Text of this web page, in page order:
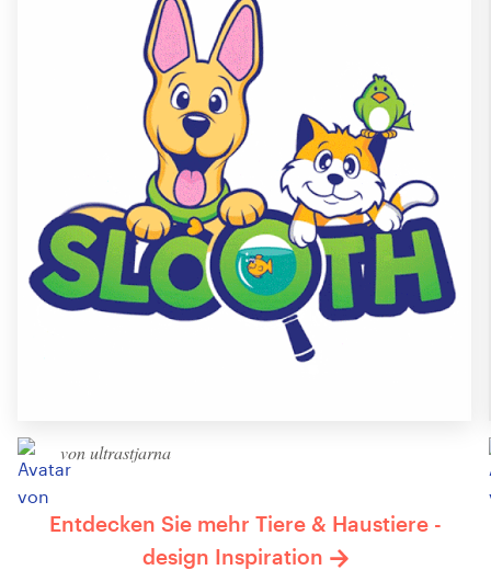
von ultrastjarna
Entdecken Sie mehr Tiere & Haustiere -
design Inspiration